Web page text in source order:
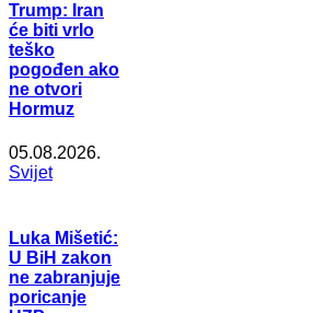
Trump: Iran
će biti vrlo
teško
pogođen ako
ne otvori
Hormuz
05.08.2026.
Svijet
Luka Mišetić:
U BiH zakon
ne zabranjuje
poricanje